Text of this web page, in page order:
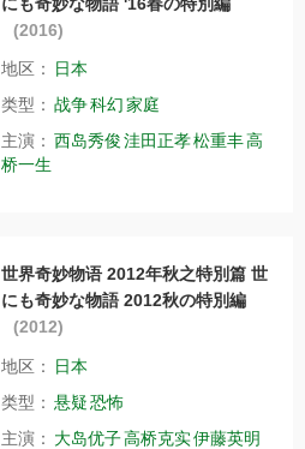
(2016)
地区：
日本
类型： 战争科幻家庭
主演： 西岛秀俊洼田正孝松重丰高
桥一生
世界奇妙物语 2012年秋之特別篇 世
にも奇妙な物語 2012秋の特別編
(2012)
地区：
日本
类型： 悬疑恐怖
主演： 大岛优子高桥克实伊藤英明